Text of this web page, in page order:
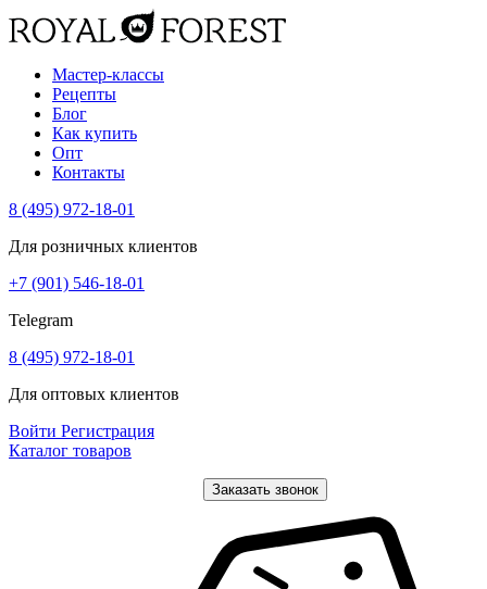
Мастер-классы
Рецепты
Блог
Как купить
Опт
Контакты
8 (495) 972-18-01
Для розничных клиентов
+7 (901) 546-18-01
Telegram
8 (495) 972-18-01
Для оптовых клиентов
Войти Регистрация
Каталог товаров
Заказать звонок